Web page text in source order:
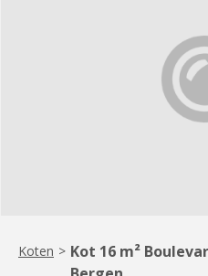
Koten > Kot 16 m²